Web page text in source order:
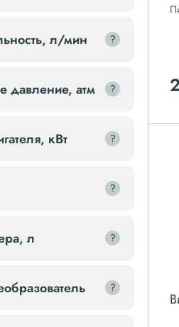
л/мин ?
?
давление, атм ?
?
кВт ?
?
?
?
л ?
?
?
?